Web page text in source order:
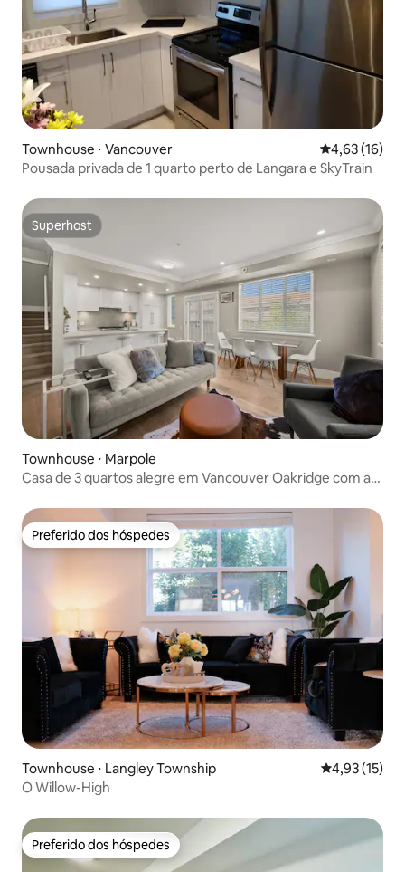
Townhouse ⋅ Vancouver 4,63 de uma
4,63 (16)
Pousada privada de 1 quarto perto de Langara e SkyTrain
Superhost
Superhost
Townhouse ⋅ Marpole
Casa de 3 quartos alegre em Vancouver Oakridge com ar
Preferido dos hóspedes
Preferido dos hóspedes
Townhouse ⋅ Langley Township 4,93 de uma
4,93 (15)
O Willow-High
Preferido dos hóspedes
Preferido dos hóspedes